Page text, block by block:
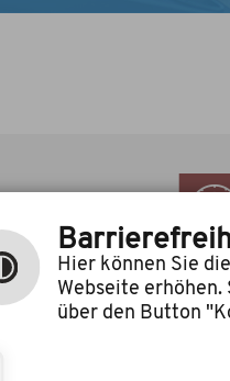
Hier können Sie
Webseite
über den Button